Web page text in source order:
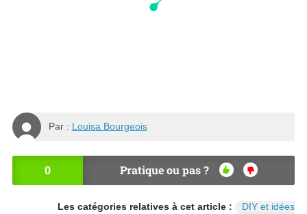
Par : Louisa Bourgeois
0 Pratique ou pas ?
OU
NO
N
Les catégories relatives à cet article :
DIY et idées